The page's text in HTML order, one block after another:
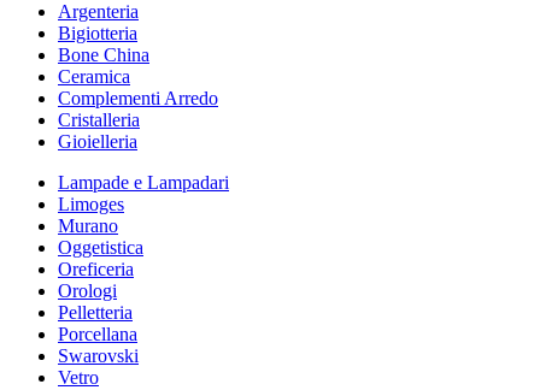
Argenteria
Bigiotteria
Bone China
Ceramica
Complementi Arredo
Cristalleria
Gioielleria
Lampade e Lampadari
Limoges
Murano
Oggetistica
Oreficeria
Orologi
Pelletteria
Porcellana
Swarovski
Vetro